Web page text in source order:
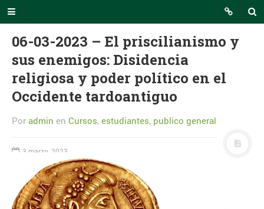
INTECCA Comunicación
En este portal podrás seguir todas
las noticias relevantes relacionadas
con el uso de la plataforma AVIP o
participa INTECCA.
RSS INTECCA
CALENDARIO
06-03-2023 – El priscilianismo y
sus enemigos: Disidencia
religiosa y poder político en el
Occidente tardoantiguo
Por admin en Cursos, estudiantes, publico general
3 marzo, 2023